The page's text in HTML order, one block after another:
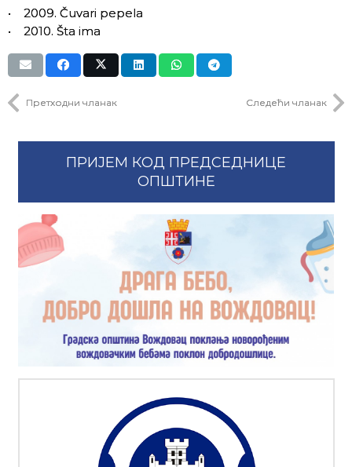
• 2009. Čuvari pepela
• 2010. Šta ima
Претходни чланак Следећи чланак
ПРИЈЕМ КОД ПРЕДСЕДНИЦЕ
ОПШТИНЕ